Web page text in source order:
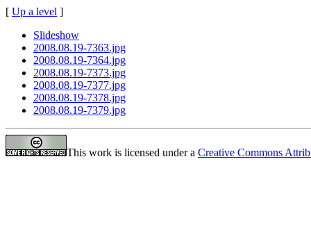
[ Up a level ]
Slideshow
2008.08.19-7363.jpg
2008.08.19-7364.jpg
2008.08.19-7373.jpg
2008.08.19-7377.jpg
2008.08.19-7378.jpg
2008.08.19-7379.jpg
This work is licensed under a Creative Commons